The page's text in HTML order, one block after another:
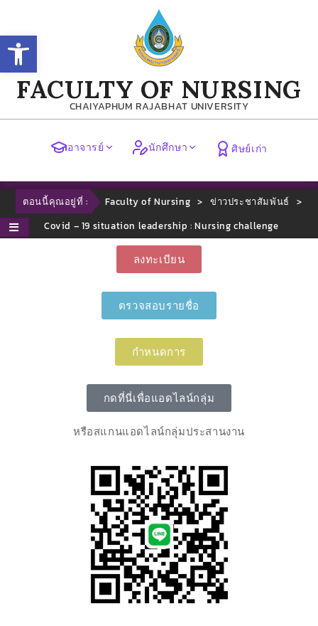
Open toolbar
FACULTY OF NURSING
CHAIYAPHUM RAJABHAT UNIVERSITY
อาจารย์ นักศึกษา ศิษย์เก่า
ตอนนี้คุณอยู่ที่ : Faculty of Nursing > ข่าวประชาสัมพันธ์ >
Covid – 19 situation leadership : Nursing challenge
ลงทะเบียน
ตรวจสอบรายชื่อ
กำหนดการ
กดที่นี่เพื่อแอดไลน์กลุ่ม
หรือสแกนแอดไลน์กลุ่มประสานงาน